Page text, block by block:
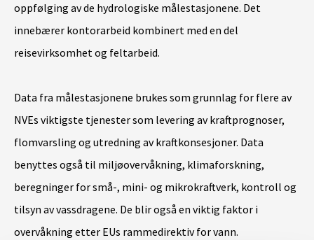
oppfølging av de hydrologiske målestasjonene. Det
innebærer kontorarbeid kombinert med en del
reisevirksomhet og feltarbeid.
Data fra målestasjonene brukes som grunnlag for flere av
NVEs viktigste tjenester som levering av kraftprognoser,
flomvarsling og utredning av kraftkonsesjoner. Data
benyttes også til miljøovervåkning, klimaforskning,
beregninger for små-, mini- og mikrokraftverk, kontroll og
tilsyn av vassdragene. De blir også en viktig faktor i
overvåkning etter EUs rammedirektiv for vann.